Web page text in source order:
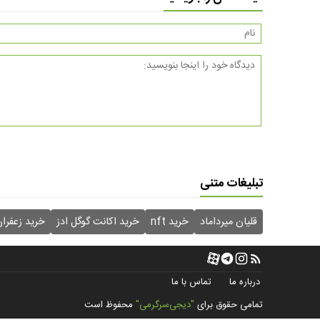
تبلیغات متنی
قلیان میرداماد خرید nft خرید اکانت گوگل ادز خرید
درباره ما
تماس با ما
تمامی حقوق برای "دیجی‌سرگرمی" محفوظ است